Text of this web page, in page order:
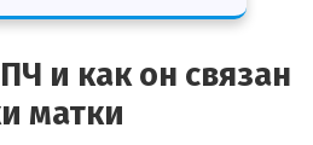
и как он связан
матки